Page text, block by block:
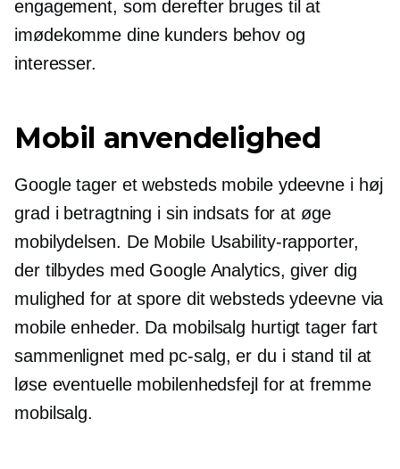
engagement, som derefter bruges til at
imødekomme dine kunders behov og
interesser.
Mobil anvendelighed
Google tager et websteds mobile ydeevne i høj
grad i betragtning i sin indsats for at øge
mobilydelsen. De Mobile Usability-rapporter,
der tilbydes med Google Analytics, giver dig
mulighed for at spore dit websteds ydeevne via
mobile enheder. Da mobilsalg hurtigt tager fart
sammenlignet med pc-salg, er du i stand til at
løse eventuelle mobilenhedsfejl for at fremme
mobilsalg.